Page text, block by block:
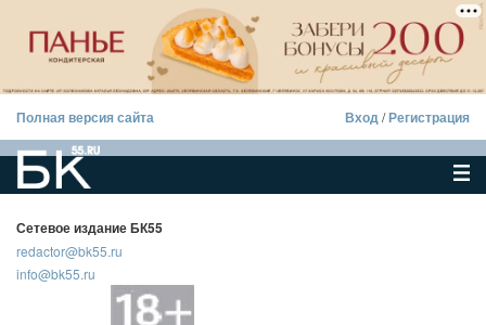
Полная версия сайта Вход/Регистрация
Сетевое издание БК55
redactor@bk55.ru
info@bk55.ru